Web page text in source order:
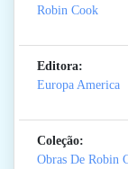
Robin Cook
Editora:
Europa America
Coleção:
Obras De Robin